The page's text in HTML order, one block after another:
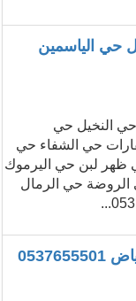
حي الياسمين
النخيل حي
حي الشفاء حي
ظهر لبن حي اليرموك
حي الرمال
مدرس خصوصي في الرياض 0537655501